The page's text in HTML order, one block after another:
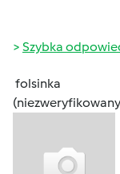
Szybka
folsinka